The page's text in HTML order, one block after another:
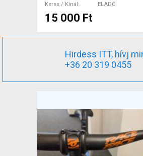
Keres / Kínál
ELADÓ
15 000 Ft
Hirdess ITT, hívj
+36 20 319 0455